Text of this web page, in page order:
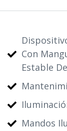
Con
Estable
Mandos